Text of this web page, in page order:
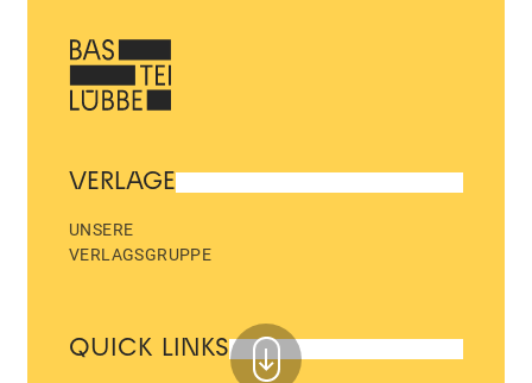
VERLAGE
UNSERE
VERLAGSGRUPPE
QUICK LINKS